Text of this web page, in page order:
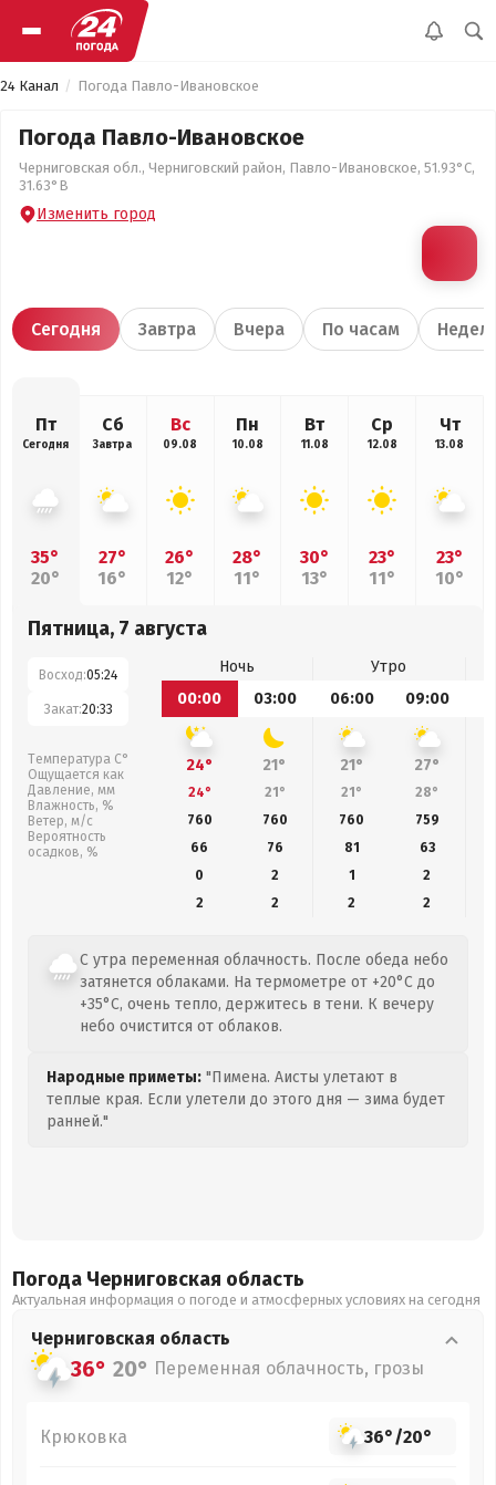
24 Канал Погода Павло-Ивановское
Погода Павло-Ивановское
Черниговская обл., Черниговский район, Павло-Ивановское, 51.93°С,
31.63°В
Изменить город
Сегодня Завтра Вчера По часам
Пт
Сегодня
35°
20°
Сб
Завтра
27°
16°
Вс
09.08
26°
12°
Пн
10.08
28°
11°
Вт
11.08
30°
13°
Ср
12.08
23°
11°
Чт
13.08
23°
10°
Пятница, 7 августа
Восход:05:24
Закат:20:33
Температура С°
Ощущается как
Давление, мм
Влажность, %
Ветер, м/с
Вероятность
осадков, %
Ночь
Утро
00:00
03:00 06:00 09:00
24° 21° 21° 27°
24° 21° 21° 28°
760
760 760 759
66
76 81
63
0
2 1
2
2
2 2 2
С утра переменная облачность. После обеда небо
затянется облаками. На термометре от +20°C до
+35°C, очень тепло, держитесь в тени. К вечеру
небо очистится от облаков.
Народные приметы: "Пимена. Аисты улетают в
теплые края. Если улетели до этого дня — зима будет
ранней."
Погода Черниговская область
Актуальная информация о погоде и атмосферных условиях на сегодня
Черниговская область
36° 20° Переменная облачность, грозы
Крюковка 36°/20°